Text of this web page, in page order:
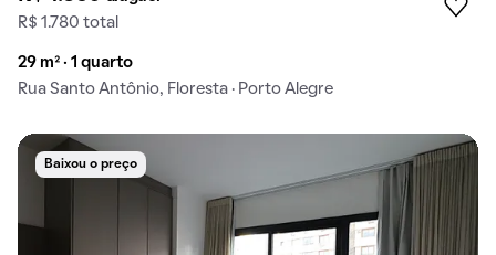
R$ 1.780 total
29 m² · 1 quarto
Rua Santo Antônio, Floresta · Porto Alegre
Baixou o preço